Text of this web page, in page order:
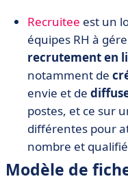
Recruitee est un
équipes RH à
recrutement en
notamment de
envie et de
postes, et ce sur
différentes pour
nombre et
Modèle de